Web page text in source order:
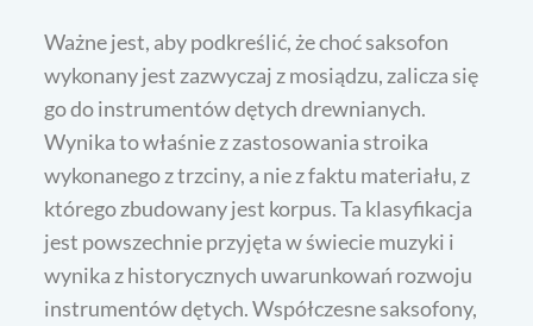
Ważne jest, aby podkreślić, że choć saksofon
wykonany jest zazwyczaj z mosiądzu, zalicza się
go do instrumentów dętych drewnianych.
Wynika to właśnie z zastosowania stroika
wykonanego z trzciny, a nie z faktu materiału, z
którego zbudowany jest korpus. Ta klasyfikacja
jest powszechnie przyjęta w świecie muzyki i
wynika z historycznych uwarunkowań rozwoju
instrumentów dętych. Współczesne saksofony,